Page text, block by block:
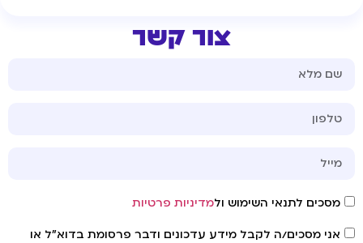
צור קשר
מסכים לתנאי השימוש ולמדיניות פרטיות
אני מסכים/ה לקבל מידע עדכונים ודבר פרסומת בדוא"ל או